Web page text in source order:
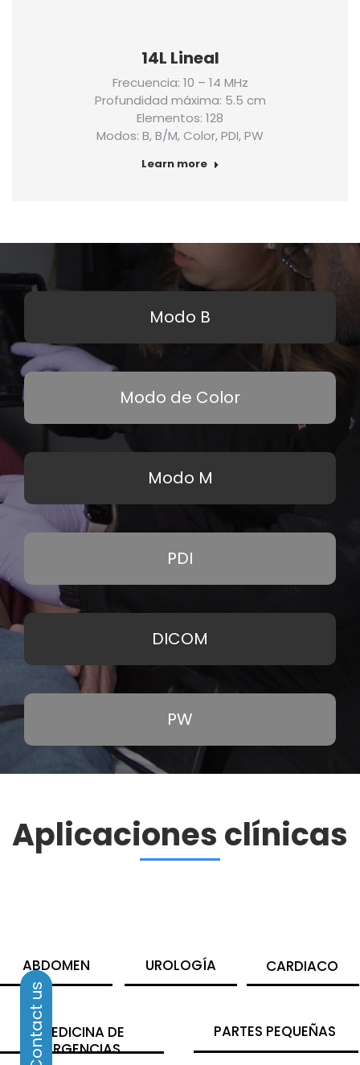
14L Lineal
Frecuencia: 10 – 14 MHz
Profundidad máxima: 5.5 cm
Elementos: 128
Modos: B, B/M, Color, PDI, PW
Learn more
Modo B
Modo de Color
Modo M
PDI
DICOM
PW
Aplicaciones clínicas
ABDOMEN UROLOGÍA CARDIACO
PARTES PEQUEÑAS
MEDICINA DE
URGENCIAS